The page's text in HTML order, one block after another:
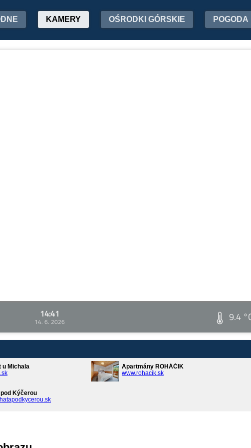
KAMERY OŚRODKI GÓRSKIE POGODA
14:41
14. 6. 2026 9.4
u Michala
Apartmány ROHÁČIK
www.rohacik.sk
Kýčerou